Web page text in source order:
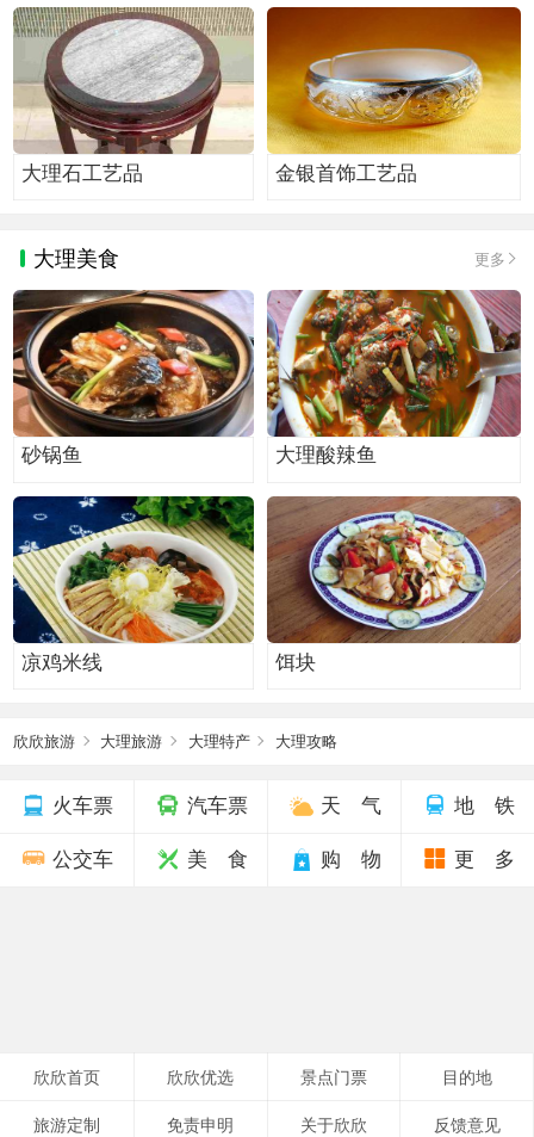
大理石工艺品 金银首饰工艺品
大理美食 更多
砂锅鱼 大理酸辣鱼
凉鸡米线 饵块
欣欣旅游 大理旅游 大理特产 大理攻略
火车票 汽车票 天 气 地 铁
公交车 美 食 购 物 更 多
欣欣首页 欣欣优选 景点门票 目的地
旅游定制 免责申明 关于欣欣 反馈意见